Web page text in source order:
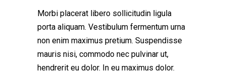
Morbi placerat libero sollicitudin ligula
porta aliquam. Vestibulum fermentum urna
non enim maximus pretium. Suspendisse
mauris nisi, commodo nec pulvinar ut,
hendrerit eu dolor. In eu maximus dolor.